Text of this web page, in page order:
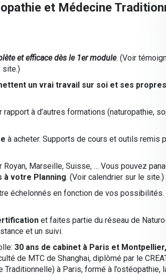
et Médecine
et efficace dès le 1er module. (Voir
site.)
un vrai travail sur soi et ses propres
rapport à d’autres formations (naturopathie,
à acheter. Supports de cours et outils remis
Royan, Marseille, Suisse, … Vous pouvez
à votre Planning. (Voir calendrier sur le site.)
échelonnés en fonction de vos possibilités.
et faites partie du réseau de
et un suivi.
30 ans de cabinet à Paris et Montpellier,
de MTC de Shanghai, diplômé par le
Traditionnelle) à Paris, formé à l’ostéopathie,